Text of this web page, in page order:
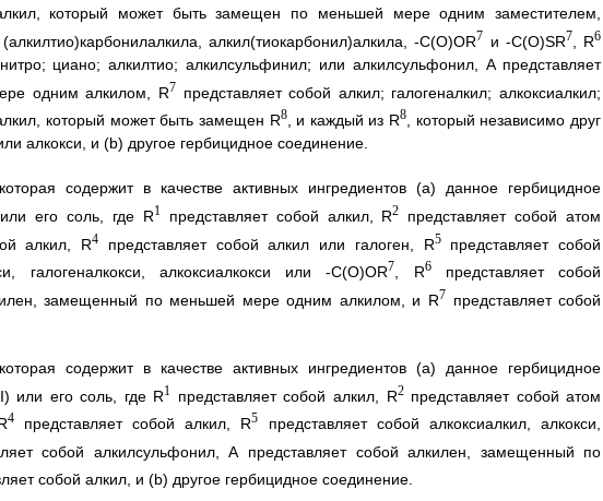
который может быть замещен по меньшей мере одним заместителем,
алкил(тиокарбонил)алкила, -C(O)OR7 и -C(O)SR7 , R6
циано; алкилтио; алкилсульфинил; или алкилсульфонил, A представляет
одним алкилом, R7
представляет собой алкил; галогеналкил; алкоксиалкил;
который может быть замещен R8, и каждый из R8
, который независимо друг
алкокси, и (b) другое гербицидное соединение.
содержит в качестве активных ингредиентов (a) данное гербицидное
его соль, где R1представляет собой алкил, R2
представляет собой атом
алкил, R4 представляет собой алкил или галоген, R5представляет собой
галогеналкокси, алкоксиалкокси или -C(O)OR7 , R6представляет собой
замещенный по меньшей мере одним алкилом, и R7
представляет собой
содержит в качестве активных ингредиентов (a) данное гербицидное
или его соль, где R1 представляет собой алкил, R2представляет собой атом
4представляет собой алкил, R5
представляет собой алкоксиалкил, алкокси,
собой алкилсульфонил, А представляет собой алкилен, замещенный по
собой алкил, и (b) другое гербицидное соединение.